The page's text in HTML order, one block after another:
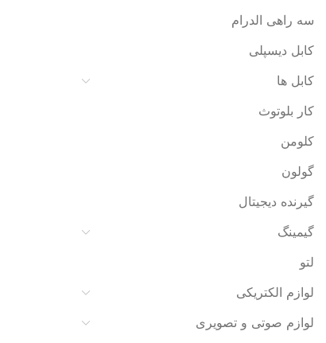
سه راهی الدرام
کابل دیسپلی
کابل ها
کار بلوتوث
کلومن
گولون
گیرنده دیجیتال
گیمینگ
لتو
لوازم الکتریکی
لوازم صوتی و تصویری